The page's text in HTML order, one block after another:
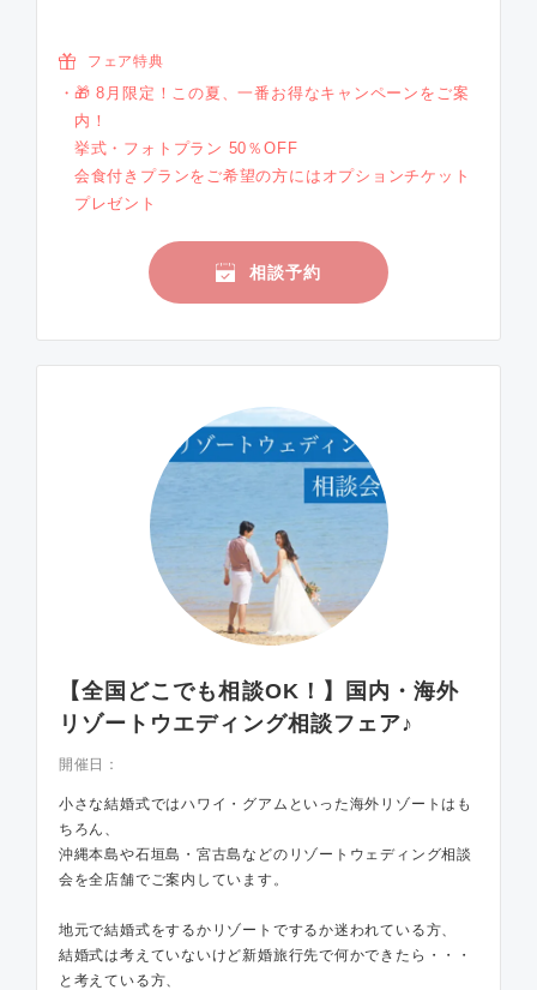
フェア特典
🎁 8月限定！この夏、一番お得なキャンペーンをご案
内！
挙式・フォトプラン 50％OFF
会食付きプランをご希望の方にはオプションチケット
プレゼント
相談予約
【全国どこでも相談OK！】国内・海外
リゾートウエディング相談フェア♪
開催日：
小さな結婚式ではハワイ・グアムといった海外リゾートはも
ちろん、
沖縄本島や石垣島・宮古島などのリゾートウェディング相談
会を全店舗でご案内しています。
地元で結婚式をするかリゾートでするか迷われている方、
結婚式は考えていないけど新婚旅行先で何かできたら・・・
と考えている方、